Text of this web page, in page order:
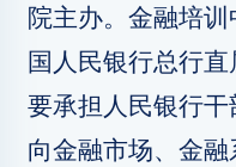
院主办。金融培
国人民银行总行
要承担人民银行
向金融市场、金